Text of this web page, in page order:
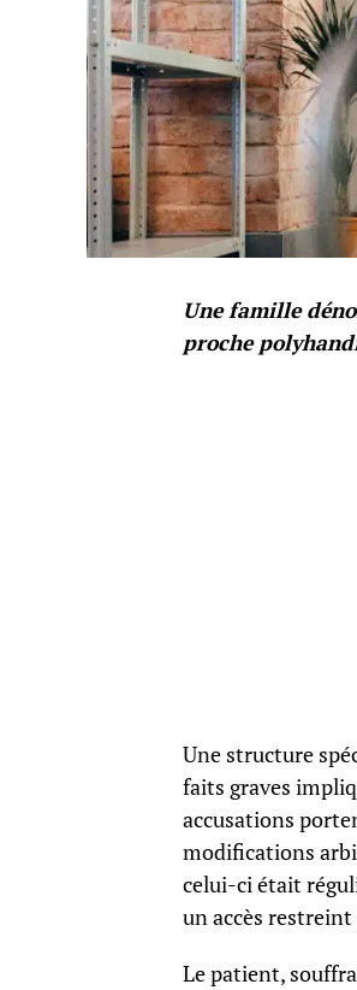
Une famille
proche
Une structure
faits graves
accusations
modifications
celui-ci était
un accès
Le patient,